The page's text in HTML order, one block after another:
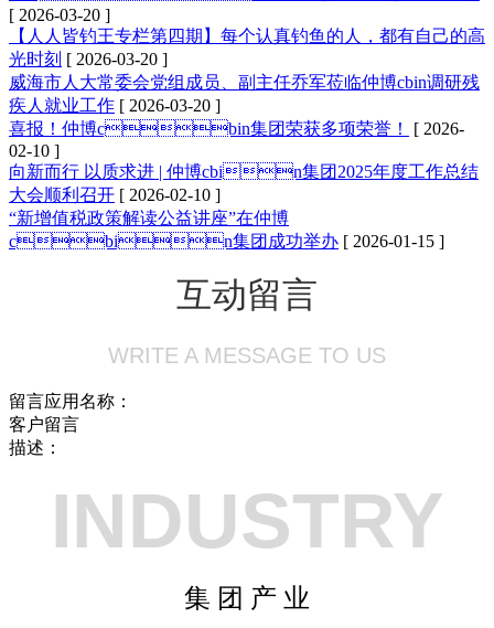
[ 2026-03-20 ]
【人人皆钓王专栏第四期】每个认真钓鱼的人，都有自己的高
光时刻 [ 2026-03-20 ]
威海市人大常委会党组成员、副主任乔军莅临仲博cbin调研残
疾人就业工作 [ 2026-03-20 ]
喜报！仲博cbin集团荣获多项荣誉！
[ 2026-
02-10 ]
向新而行 以质求进 | 仲博cbin集团2025年度工作总结
大会顺利召开 [ 2026-02-10 ]
“新增值税政策解读公益讲座”在仲博
cbin集团成功举办 [ 2026-01-15 ]
互动留言
WRITE A MESSAGE TO US
留言应用名称：
客户留言
描述：
INDUSTRY
集 团 产 业